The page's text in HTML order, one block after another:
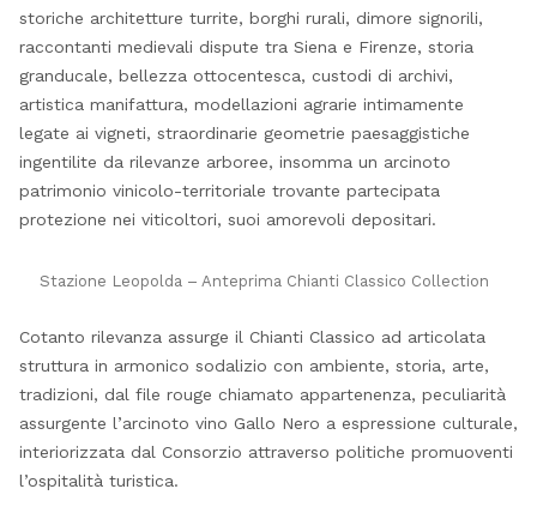
storiche architetture turrite, borghi rurali, dimore signorili,
raccontanti medievali dispute tra Siena e Firenze, storia
granducale, bellezza ottocentesca, custodi di archivi,
artistica manifattura, modellazioni agrarie intimamente
legate ai vigneti, straordinarie geometrie paesaggistiche
ingentilite da rilevanze arboree, insomma un arcinoto
patrimonio vinicolo-territoriale trovante partecipata
protezione nei viticoltori, suoi amorevoli depositari.
Stazione Leopolda – Anteprima Chianti Classico Collection
Cotanto rilevanza assurge il Chianti Classico ad articolata
struttura in armonico sodalizio con ambiente, storia, arte,
tradizioni, dal file rouge chiamato appartenenza, peculiarità
assurgente l’arcinoto vino Gallo Nero a espressione culturale,
interiorizzata dal Consorzio attraverso politiche promuoventi
l’ospitalità turistica.